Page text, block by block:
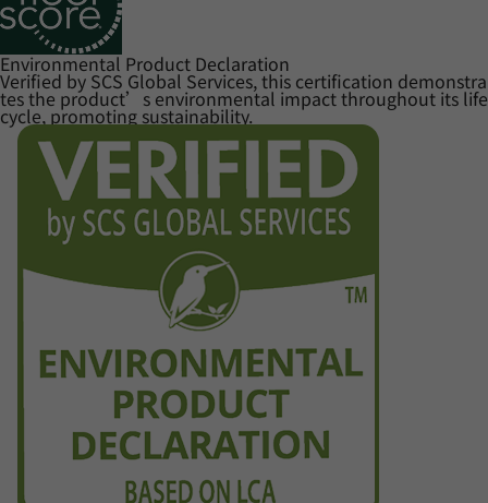
Environmental Product Declaration
Verified by SCS Global Services, this certification demonstra
tes the product’s environmental impact throughout its life
cycle, promoting sustainability.